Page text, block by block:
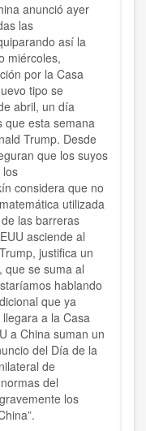
anunció ayer
las
así la
miércoles,
por la Casa
tipo se
abril, un día
que esta semana
Trump. Desde
que los suyos
los
considera que no
utilizada
las barreras
asciende al
justifica un
que se suma al
hablando
que ya
a la Casa
a China suman un
del Día de la
de
del
los